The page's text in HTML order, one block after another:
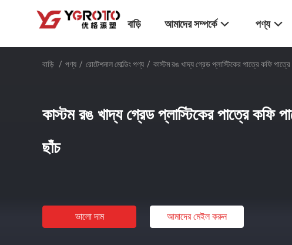
বাড়ি আমাদের সম্পর্কে পণ্য
বাড়ি / পণ্য / রোটেশনাল মোল্ডিং পণ্য / কাস্টম রঙ খাদ্য গ্রেড প্লাস্টিকের পাত্রে কফি
কাস্টম রঙ খাদ্য গ্রেড প্লাস্টিকের পাত্রে
ছাঁচ
ভালো দাম আমাদের মেইল ​​করুন